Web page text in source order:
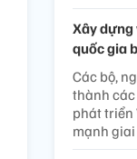
Xây dựng
quốc gia
Các bộ,
thành các
phát triển
mạnh